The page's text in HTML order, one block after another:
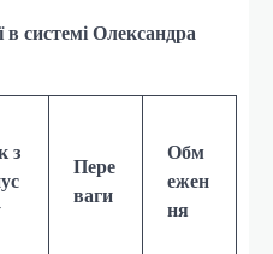
в системі Олександра
з
Пере
ваги
Обм
ежен
ня